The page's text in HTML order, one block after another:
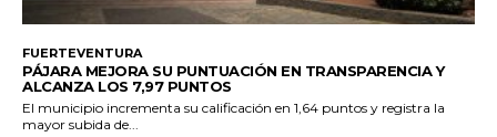
FUERTEVENTURA
PÁJARA MEJORA SU PUNTUACIÓN EN TRANSPARENCIA Y
ALCANZA LOS 7,97 PUNTOS
El municipio incrementa su calificación en 1,64 puntos y registra la
mayor subida de...